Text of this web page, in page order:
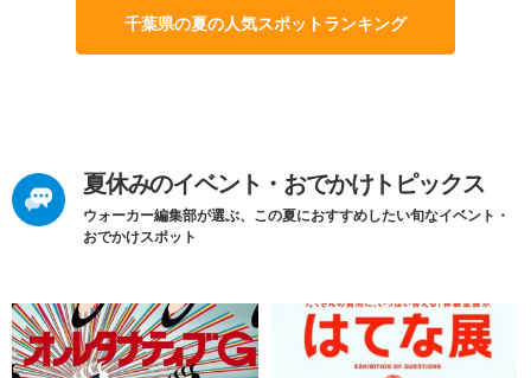
千葉県の夏の人気スポットランキング
夏休みのイベント・おでかけトピックス
ウォーカー編集部が選ぶ、この夏におすすめしたい旬なイベント・
おでかけスポット